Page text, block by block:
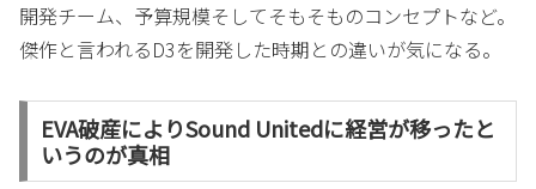
開発チーム、予算規模そしてそもそものコンセプトなど。
傑作と言われるD3を開発した時期との違いが気になる。
EVA破産によりSound Unitedに経営が移ったと
いうのが真相